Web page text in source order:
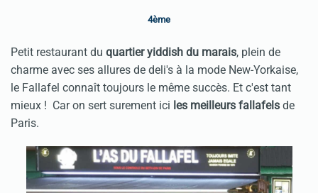
4ème
Petit restaurant du quartier yiddish du marais, plein de
charme avec ses allures de deli's à la mode New-Yorkaise,
le Fallafel connaît toujours le même succès. Et c'est tant
mieux ! Car on sert surement ici les meilleurs fallafels de
Paris.